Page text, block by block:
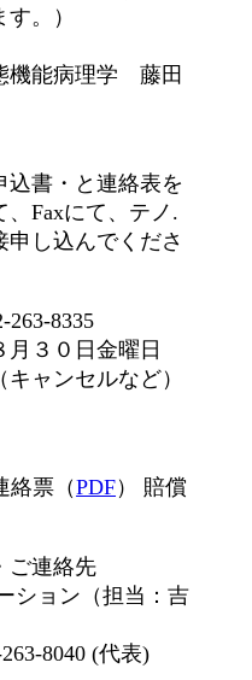
。）
機能病理学 藤田
込書・と連絡表を
Faxにて、テノ.
申し込んでくださ
263-8335
月３０日金曜日
キャンセルなど）
絡票（PDF） 賠償
ご連絡先
ション（担当：吉
8040 (代表)